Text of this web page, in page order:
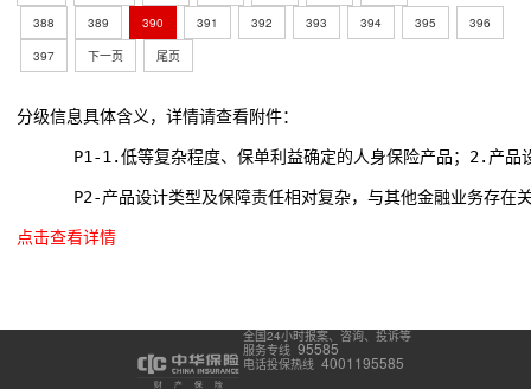
388
389 390 391 392 393 394 395
396
397
下一页 尾页
分级信息具体含义，详情请查看附件：
P1-1.低等复杂程度、保单利益确定的人身保险产品；2.产品
P2-产品设计类型及保障责任相对复杂，与其他金融业务存在
点击查看详情
全国24小时报案、咨询、投诉等
服务专线 95585
电话投保热线 4001195585